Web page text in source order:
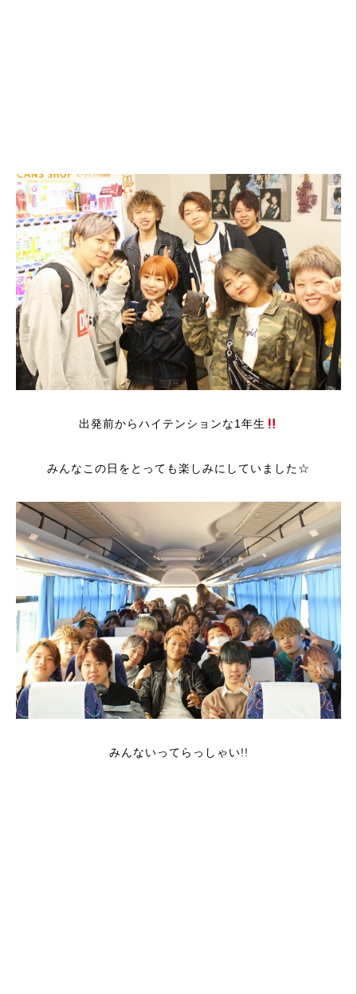
出発前からハイテンションな1年生
みんなこの日をとっても楽しみにしていました☆
みんないってらっしゃい!!